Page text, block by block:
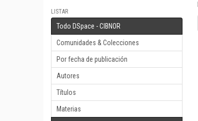
LISTAR
Todo DSpace - CIBNOR
Comunidades & Colecciones
Por fecha de publicación
Autores
Títulos
Materias